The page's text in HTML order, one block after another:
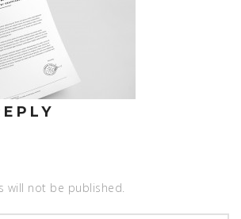
will not be published.